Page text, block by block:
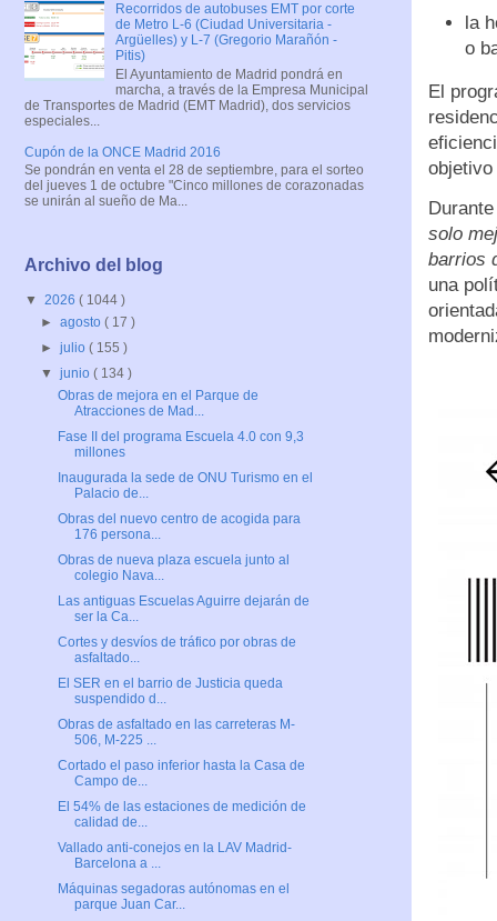
la
o
El
solo
barrios
una
Recorridos de autobuses EMT por corte
de Metro L-6 (Ciudad Universitaria -
Argüelles) y L-7 (Gregorio Marañón -
Pitis)
El Ayuntamiento de Madrid pondrá en
marcha, a través de la Empresa Municipal
de Transportes de Madrid (EMT Madrid), dos servicios
especiales...
Cupón de la ONCE Madrid 2016
Se pondrán en venta el 28 de septiembre, para el sorteo
del jueves 1 de octubre "Cinco millones de corazonadas
se unirán al sueño de Ma...
Archivo del blog
▼ 2026 ( 1044 )
►agosto( 17 )
►julio( 155 )
▼junio( 134 )
Obras de mejora en el Parque de
Atracciones de Mad...
Fase II del programa Escuela 4.0 con 9,3
millones
Inaugurada la sede de ONU Turismo en el
Palacio de...
Obras del nuevo centro de acogida para
176 persona...
Obras de nueva plaza escuela junto al
colegio Nava...
Las antiguas Escuelas Aguirre dejarán de
ser la Ca...
Cortes y desvíos de tráfico por obras de
asfaltado...
El SER en el barrio de Justicia queda
suspendido d...
Obras de asfaltado en las carreteras M-
506, M-225 ...
Cortado el paso inferior hasta la Casa de
Campo de...
El 54% de las estaciones de medición de
calidad de...
Vallado anti-conejos en la LAV Madrid-
Barcelona a ...
Máquinas segadoras autónomas en el
parque Juan Car...